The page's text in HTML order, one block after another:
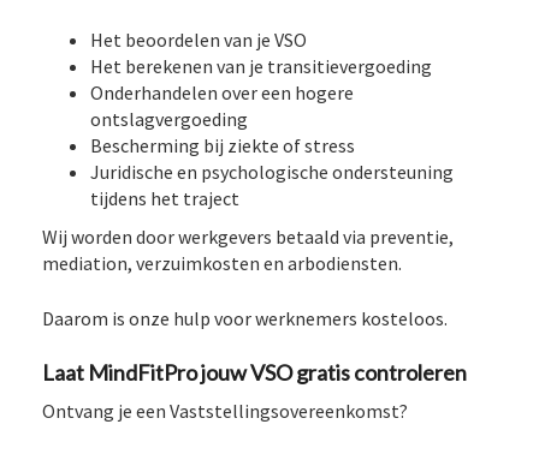
Het beoordelen van je VSO
Het berekenen van je transitievergoeding
Onderhandelen over een hogere
ontslagvergoeding
Bescherming bij ziekte of stress
Juridische en psychologische ondersteuning
tijdens het traject
Wij worden door werkgevers betaald via preventie,
mediation, verzuimkosten en arbodiensten.
Daarom is onze hulp voor werknemers kosteloos.
Laat MindFitPro jouw VSO gratis controleren
Ontvang je een Vaststellingsovereenkomst?